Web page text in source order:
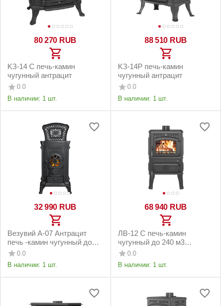
80 270 RUB
KЗ-14 С печь-камин
чугунный антрацит
0.0
В наличии: 1 шт.
88 510 RUB
KЗ-14P печь-камин
чугунный антрацит
0.0
В наличии: 1 шт.
32 990 RUB
Везувий А-07 Антрацит
печь -камин чугунный до
100м3
0.0
В наличии: 1 шт.
68 940 RUB
ЛВ-12 С печь-камин
чугунный до 240 м3
антрацит
0.0
В наличии: 1 шт.